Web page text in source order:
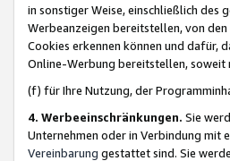
in sonstiger Weise, einschließlich des
Werbeanzeigen bereitstellen, von
Cookies erkennen können und dafür,
Online-Werbung bereitstellen, soweit
(f) für Ihre Nutzung, der
4. Werbeeinschränkungen. Sie
Unternehmen oder in Verbindung mit
Vereinbarung gestattet sind. Sie